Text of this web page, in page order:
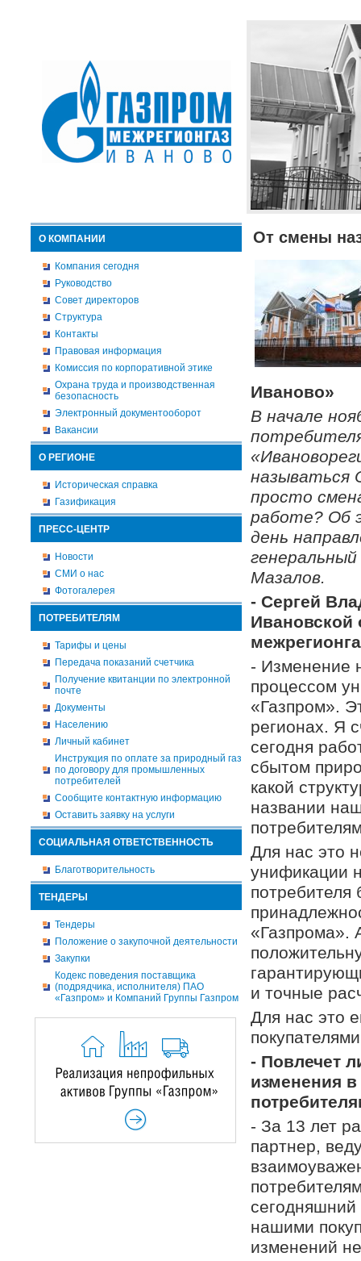
О КОМПАНИИ
Компания сегодня
Руководство
Совет директоров
Структура
Контакты
Правовая информация
Комиссия по корпоративной этике
Охрана труда и производственная
безопасность
Электронный документооборот
Вакансии
О РЕГИОНЕ
Историческая справка
Газификация
ПРЕСС-ЦЕНТР
Новости
СМИ о нас
Фотогалерея
ПОТРЕБИТЕЛЯМ
Тарифы и цены
Передача показаний счетчика
Получение квитанции по электронной
почте
Документы
Населению
Личный кабинет
Инструкция по оплате за природный газ
по договору для промышленных
потребителей
Сообщите контактную информацию
Оставить заявку на услуги
СОЦИАЛЬНАЯ ОТВЕТСТВЕННОСТЬ
Благотворительность
ТЕНДЕРЫ
Тендеры
Положение о закупочной деятельности
Закупки
Кодекс поведения поставщика
(подрядчика, исполнителя) ПАО
«Газпром» и Компаний Группы Газпром
От смены
Иваново»
В начале
называться
просто
работе? Об
день
Мазалов.
- Сергей
Ивановской
- Изменение
процессом
«Газпром».
регионах. Я
сегодня
сбытом
какой
названии
Для нас это
унификации
потребителя
«Газпрома».
и точные
Для нас это
- Повлечет
изменения
- За 13 лет
партнер,
нашими
изменений